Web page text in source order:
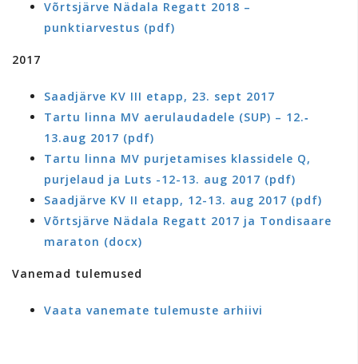
Võrtsjärve Nädala Regatt 2018 –
punktiarvestus (pdf)
2017
Saadjärve KV III etapp, 23. sept 2017
Tartu linna MV aerulaudadele (SUP) – 12.‐
13.aug 2017 (pdf)
Tartu linna MV purjetamises klassidele Q,
purjelaud ja Luts -12-13. aug 2017 (pdf)
Saadjärve KV II etapp, 12-13. aug 2017 (pdf)
Võrtsjärve Nädala Regatt 2017 ja Tondisaare
maraton (docx)
Vanemad tulemused
Vaata vanemate tulemuste arhiivi